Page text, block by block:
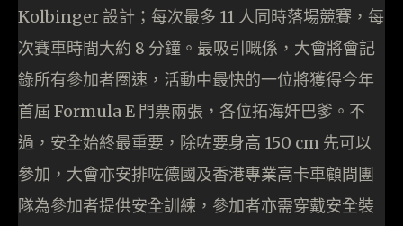
Kolbinger 設計；每次最多 11 人同時落場競賽，每
次賽車時間大約 8 分鐘。最吸引嘅係，大會將會記
錄所有參加者圈速，活動中最快的一位將獲得今年
首屆 Formula E 門票兩張，各位拓海奸巴爹。不
過，安全始終最重要，除咗要身高 150 cm 先可以
參加，大會亦安排咗德國及香港專業高卡車顧問團
隊為參加者提供安全訓練，參加者亦需穿戴安全裝